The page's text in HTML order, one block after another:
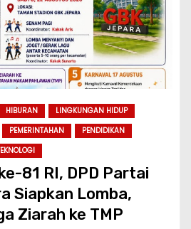
HIBURAN
LINGKUNGAN HIDUP
PEMERINTAHAN
PENDIDIKAN
81 RI, DPD Partai
Siapkan Lomba,
Ziarah ke TMP